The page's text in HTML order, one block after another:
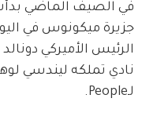
في الصيف الماضي
جزيرة ميكونوس في
الرئيس الأميركي
نادي تملكه ليندسي
لـPeople.